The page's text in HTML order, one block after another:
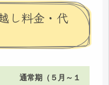
し料金・代
通常期（５月～１